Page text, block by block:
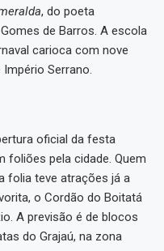
, do poeta
de Barros. A escola
carioca com nove
Serrano.
oficial da festa
foliões pela cidade. Quem
folia teve atrações já a
o Cordão do Boitatá
A previsão é de blocos
do Grajaú, na zona